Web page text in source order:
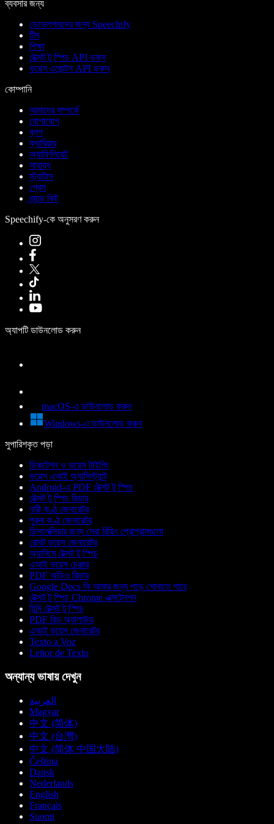
ব্যবসার জন্য
ডেভেলপারদের জন্য Speechify
টিম
শিক্ষা
টেক্সট টু স্পিচ API ডকস
ভয়েস এজেন্টস API ডকস
কোম্পানি
আমাদের সম্পর্কে
যোগাযোগ
ব্লগ
ক্যারিয়ার
অ্যাফিলিয়েট
সাহায্য
স্ট্যাটাস
প্রেস
ব্র্যান্ড কিট
Speechify-কে অনুসরণ করুন
অ্যাপটি ডাউনলোড করুন
macOS-এ ডাউনলোড করুন
Windows-এ ডাউনলোড করুন
সুপারিশকৃত পড়া
ডিকটেশন ও ভয়েস টাইপিং
ভয়েস এআই অ্যাসিস্ট্যান্ট
Android-এ PDF টেক্সট টু স্পিচ
টেক্সট টু স্পিচ রিডার
নারী কণ্ঠ জেনারেটর
পুরুষ কণ্ঠ জেনারেটর
ডিসলেক্সিয়ার জন্য সেরা রিডিং প্রোগ্রামগুলো
রোবট ভয়েস জেনারেটর
অ্যানিমে টেক্সট টু স্পিচ
এআই ভয়েস চেঞ্জার
PDF অডিও রিডার
Google Docs কি আমার জন্য পড়ে শোনাতে পারে
টেক্সট টু স্পিচ Chrome এক্সটেনশন
হিন্দি টেক্সট টু স্পিচ
PDF রিড অ্যালাউড
এআই ভয়েস জেনারেটর
Texto a Voz
Leitor de Texto
অন্যান্য ভাষায় দেখুন
العربية
Magyar
中文 (简体)
中文 (台灣)
中文 (简体 中国大陆)
Čeština
Dansk
Nederlands
English
Français
Suomi